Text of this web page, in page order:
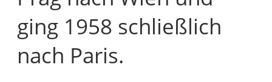
ging 1958 schließlich
nach Paris.